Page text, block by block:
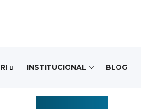
INSTITUCIONAL BLOG